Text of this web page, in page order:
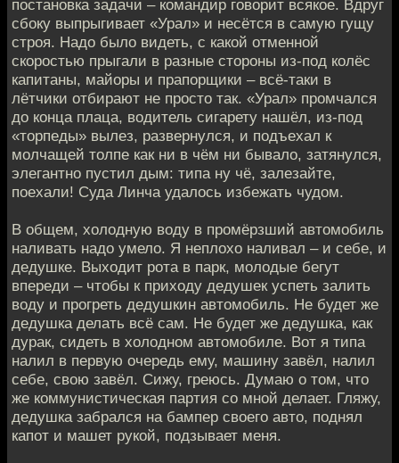
постановка задачи – командир говорит всякое. Вдруг
сбоку выпрыгивает «Урал» и несётся в самую гущу
строя. Надо было видеть, с какой отменной
скоростью прыгали в разные стороны из-под колёс
капитаны, майоры и прапорщики – всё-таки в
лётчики отбирают не просто так. «Урал» промчался
до конца плаца, водитель сигарету нашёл, из-под
«торпеды» вылез, развернулся, и подъехал к
молчащей толпе как ни в чём ни бывало, затянулся,
элегантно пустил дым: типа ну чё, залезайте,
поехали! Суда Линча удалось избежать чудом.
В общем, холодную воду в промёрзший автомобиль
наливать надо умело. Я неплохо наливал – и себе, и
дедушке. Выходит рота в парк, молодые бегут
впереди – чтобы к приходу дедушек успеть залить
воду и прогреть дедушкин автомобиль. Не будет же
дедушка делать всё сам. Не будет же дедушка, как
дурак, сидеть в холодном автомобиле. Вот я типа
налил в первую очередь ему, машину завёл, налил
себе, свою завёл. Сижу, греюсь. Думаю о том, что
же коммунистическая партия со мной делает. Гляжу,
дедушка забрался на бампер своего авто, поднял
капот и машет рукой, подзывает меня.